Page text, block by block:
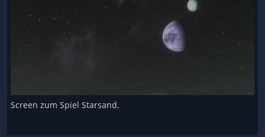
Screen zum Spiel Starsand.